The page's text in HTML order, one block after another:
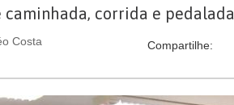
caminhada, corrida e pedalada
Costa
Compartilhe: